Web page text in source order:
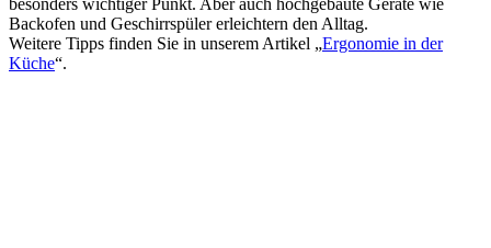
besonders wichtiger Punkt. Aber auch hochgebaute Geräte wie
Backofen und Geschirrspüler erleichtern den Alltag.
Weitere Tipps finden Sie in unserem Artikel „Ergonomie in der
Küche“.